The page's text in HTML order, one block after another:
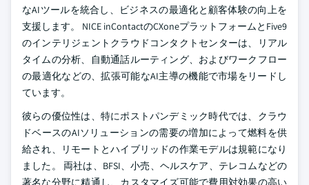
なAIツールを統合し、ビジネスの最適化と顧客体験の向上を
支援します。 NICE inContactのCXoneプラットフォームとFive9
のインテリジェントクラウドコンタクトセンターは、リアル
タイムの分析、自動通話ルーティング、およびワークフロー
の最適化などの、拡張可能なAI主導の機能で市場をリードし
ています。
彼らの優位性は、特にポストパンデミック時代では、クラウ
ドベースのAIソリューションの需要の増加によって燃料を供
給され、リモートとハイブリッドの作業モデルは規範になり
ました。 両社は、BFSI、小売、ヘルスケア、テレコムなどの
著名な分野に精通し、カスタマイズ可能で費用対効果の高い